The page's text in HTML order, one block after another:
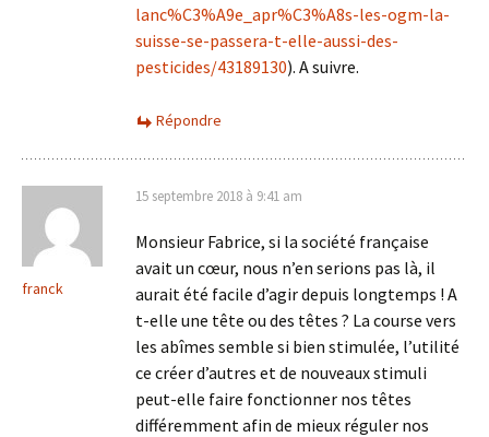
lanc%C3%A9e_apr%C3%A8s-les-ogm-la-
suisse-se-passera-t-elle-aussi-des-
pesticides/43189130). A suivre.
Répondre
franck
15 septembre 2018 à 9:41 am
Monsieur Fabrice, si la société française
avait un cœur, nous n’en serions pas là, il
aurait été facile d’agir depuis longtemps ! A
t-elle une tête ou des têtes ? La course vers
les abîmes semble si bien stimulée, l’utilité
ce créer d’autres et de nouveaux stimuli
peut-elle faire fonctionner nos têtes
différemment afin de mieux réguler nos